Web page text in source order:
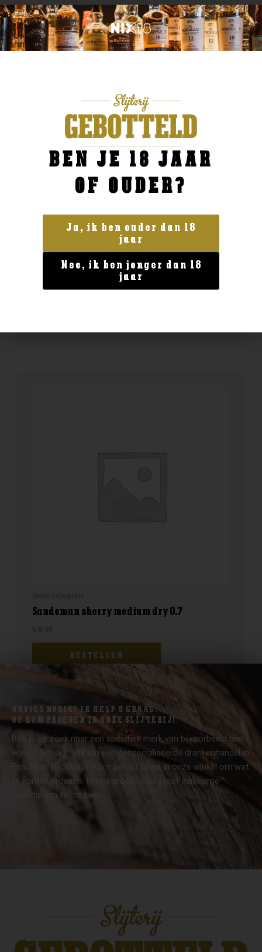
Geen categorie
Delamain Vesper XO
149,99
Sandeman sherry medium dry 0.7
€ 8,99
BESTELLEN
ADVIES NODIG? IK HELP U GRAAG.
OF KOM PROEVEN IN ONZE SLIJTERIJ!
Ben je op zoek naar een specifiek merk van bijvoorbeeld bier,
wijn of Whisky? Wij zijn een gespecialiseerde drankenhandel in
Enschede (Boekelo). Kom gerust langs in onze winkel om wat
te komen proeven. In ons proeflokaal staat een ruime
selectie om te proeven.
BEN JE 18 JAAR
OF OUDER?
Ja, ik ben ouder dan 18
jaar
Nee, ik ben jonger dan 18
jaar